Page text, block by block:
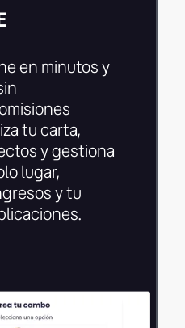
en minutos y
tu carta,
y gestiona
lugar,
y tu